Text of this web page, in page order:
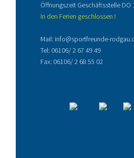
Öffnungszeit Geschäftsstelle DO
In den Ferien geschlossen !
Mail: info@sportfreunde-
Tel: 06106/ 2 67 49 49
Fax: 06106/ 2 68 55 02